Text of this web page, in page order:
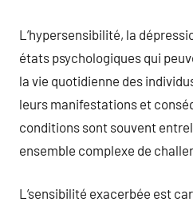
L’hypersensibilité, la
états psychologiques qui
la vie quotidienne des
leurs manifestations et
conditions sont souvent
ensemble complexe de
L’sensibilité exacerbée est